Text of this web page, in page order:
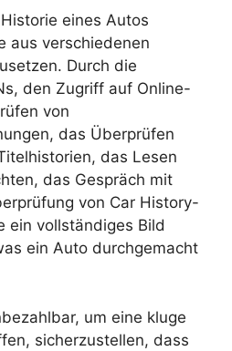
eines Autos
aus verschiedenen
Durch die
den Zugriff auf Online-
von
das Überprüfen
das Lesen
das Gespräch mit
von Car History-
ein vollständiges Bild
ein Auto durchgemacht
um eine kluge
sicherzustellen, dass